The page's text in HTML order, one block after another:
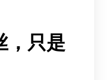
，只是